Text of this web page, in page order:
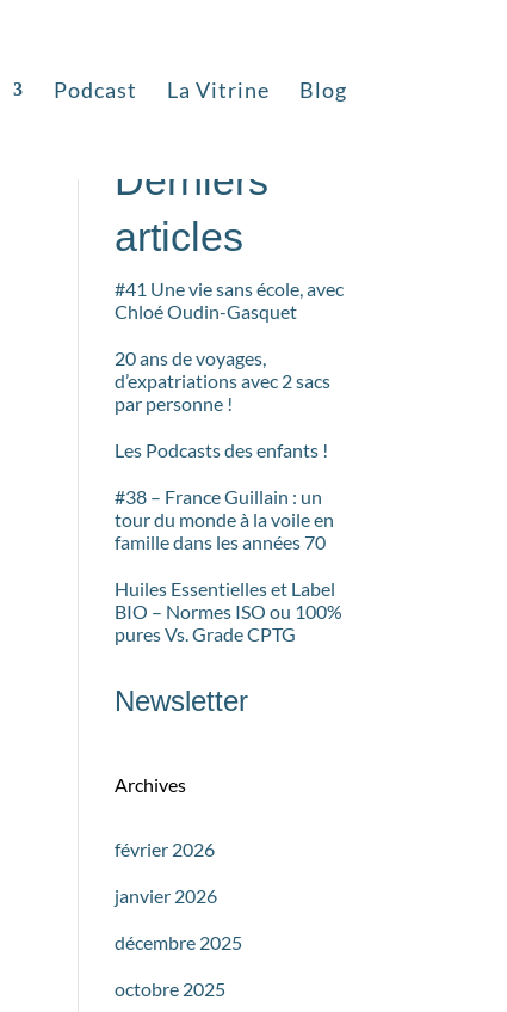
Podcast La Vitrine Blog
Rechercher
Derniers
articles
#41 Une vie sans école, avec
Chloé Oudin-Gasquet
20 ans de voyages,
d’expatriations avec 2 sacs
par personne !
Les Podcasts des enfants !
#38 – France Guillain : un
tour du monde à la voile en
famille dans les années 70
Huiles Essentielles et Label
BIO – Normes ISO ou 100%
pures Vs. Grade CPTG
Newsletter
Archives
février 2026
janvier 2026
décembre 2025
octobre 2025